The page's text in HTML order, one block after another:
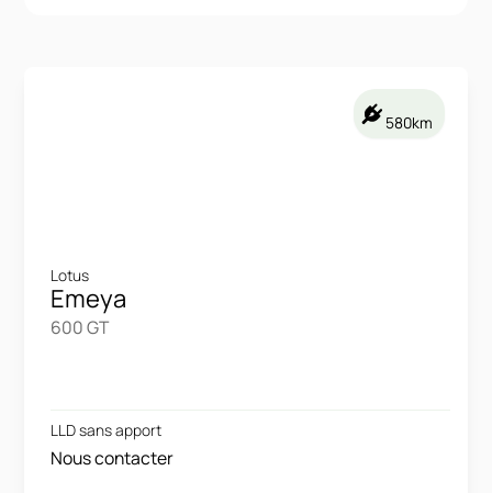
Lotus
Emeya
600 GT
LLD sans apport
Nous contacter
580km